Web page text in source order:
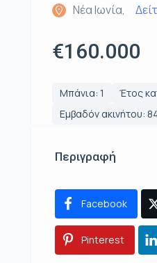
Νέα Ιωνία,
€160.000
Μπάνια: 1
Έτος
Εμβαδόν ακινήτου:
Περιγραφή
Facebook
Pinterest